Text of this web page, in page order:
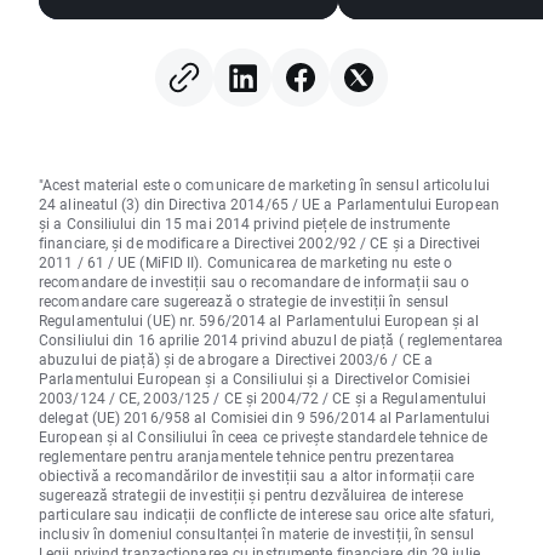
"Acest material este o comunicare de marketing în sensul articolului
24 alineatul (3) din Directiva 2014/65 / UE a Parlamentului European
și a Consiliului din 15 mai 2014 privind piețele de instrumente
financiare, și de modificare a Directivei 2002/92 / CE și a Directivei
2011 / 61 / UE (MiFID II). Comunicarea de marketing nu este o
recomandare de investiții sau o recomandare de informații sau o
recomandare care sugerează o strategie de investiții în sensul
Regulamentului (UE) nr. 596/2014 al Parlamentului European și al
Consiliului din 16 aprilie 2014 privind abuzul de piață ( reglementarea
abuzului de piață) și de abrogare a Directivei 2003/6 / CE a
Parlamentului European și a Consiliului și a Directivelor Comisiei
2003/124 / CE, 2003/125 / CE și 2004/72 / CE și a Regulamentului
delegat (UE) 2016/958 al Comisiei din 9 596/2014 al Parlamentului
European și al Consiliului în ceea ce privește standardele tehnice de
reglementare pentru aranjamentele tehnice pentru prezentarea
obiectivă a recomandărilor de investiții sau a altor informații care
sugerează strategii de investiții și pentru dezvăluirea de interese
particulare sau indicații de conflicte de interese sau orice alte sfaturi,
inclusiv în domeniul consultanței în materie de investiții, în sensul